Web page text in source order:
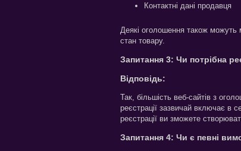
Контактні дані продавця
Деякі оголошення також можуть
стан товару.
Запитання 3: Чи потрібна
Відповідь:
Так, більшість веб-сайтів з
реєстрації зазвичай включає в
реєстрації ви зможете
Запитання 4: Чи є певні